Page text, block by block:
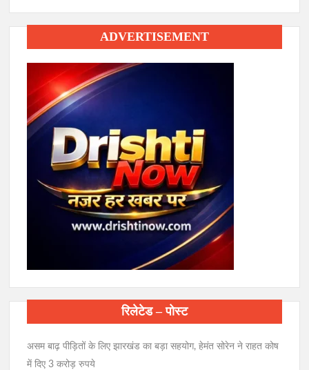
ADVERTISEMENT
रिलेटेड – पोस्ट
असम बाढ़ पीड़ितों के लिए झारखंड का बड़ा सहयोग, हेमंत सोरेन ने राहत कोष
में दिए 3 करोड़ रुपये